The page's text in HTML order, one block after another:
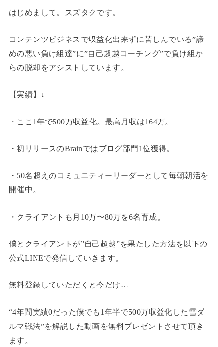
はじめまして。スズタクです。
コンテンツビジネスで収益化出来ずに苦しんでいる”諦
めの悪い負け組達”に”自己超越コーチング”で負け組か
らの脱却をアシストしています。
【実績】↓
・ここ1年で500万収益化。最高月収は164万。
・初リリースのBrainではブログ部門1位獲得。
・50名超えのコミュニティーリーダーとして毎朝朝活を
開催中。
・クライアントも月10万〜80万を6名育成。
僕とクライアントが”自己超越”を果たした方法を以下の
公式LINEで発信していきます。
無料登録していただくと今だけ…
“4年間実績0だった僕でも1年半で500万収益化した雪ダ
ルマ戦法”を解説した動画を無料プレゼントさせて頂き
ます。